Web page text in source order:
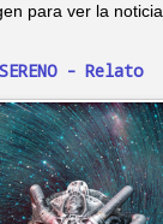
para ver la noticia
- Relato